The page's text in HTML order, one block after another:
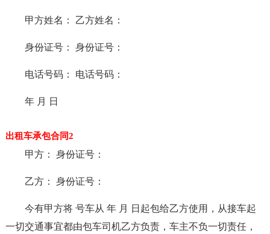
甲方姓名： 乙方姓名：
身份证号： 身份证号：
电话号码： 电话号码：
年 月 日
出租车承包合同2
甲方： 身份证号：
乙方： 身份证号：
今有甲方将 号车从 年 月 日起包给乙方使用，从接车起
一切交通事宜都由包车司机乙方负责，车主不负一切责任，